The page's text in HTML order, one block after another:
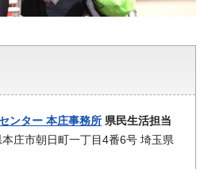
ンター 本庄事務所 県民生活担当
庄市朝日町一丁目4番6号 埼玉県